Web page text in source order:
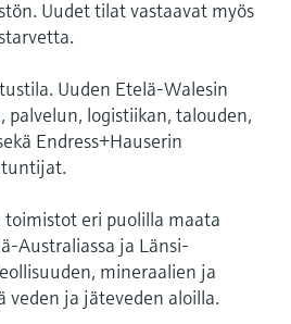
Uudet tilat vastaavat myös
Uuden Etelä-Walesin
logistiikan, talouden,
Endress+Hauserin
eri puolilla maata
Australiassa ja Länsi-
mineraalien ja
veden ja jäteveden aloilla.